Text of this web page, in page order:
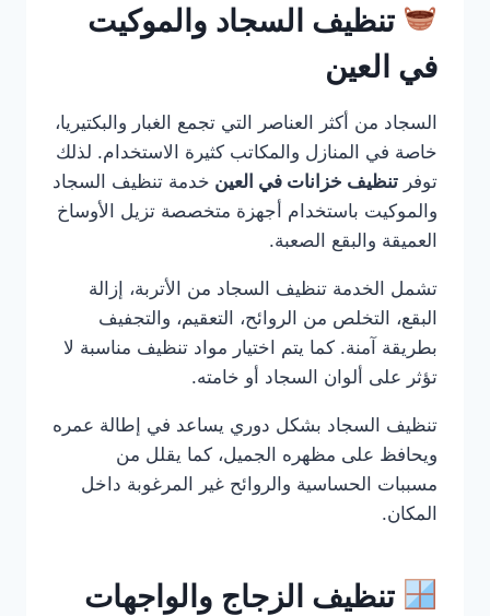
تنظيف السجاد والموكيت
في العين
السجاد من أكثر العناصر التي تجمع الغبار والبكتيريا،
خاصة في المنازل والمكاتب كثيرة الاستخدام. لذلك
توفر تنظيف خزانات في العين خدمة تنظيف السجاد
والموكيت باستخدام أجهزة متخصصة تزيل الأوساخ
العميقة والبقع الصعبة.
تشمل الخدمة تنظيف السجاد من الأتربة، إزالة
البقع، التخلص من الروائح، التعقيم، والتجفيف
بطريقة آمنة. كما يتم اختيار مواد تنظيف مناسبة لا
تؤثر على ألوان السجاد أو خامته.
تنظيف السجاد بشكل دوري يساعد في إطالة عمره
ويحافظ على مظهره الجميل، كما يقلل من
مسببات الحساسية والروائح غير المرغوبة داخل
المكان.
تنظيف الزجاج والواجهات